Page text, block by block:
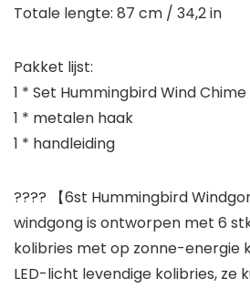
Totale lengte: 87 cm / 34,2 in
Pakket lijst:
1 * Set Hummingbird Wind Chime
1 * metalen haak
1 * handleiding
???? 【6st Hummingbird
windgong is ontworpen met 6
kolibries met op zonne-energie
LED-licht levendige kolibries, ze